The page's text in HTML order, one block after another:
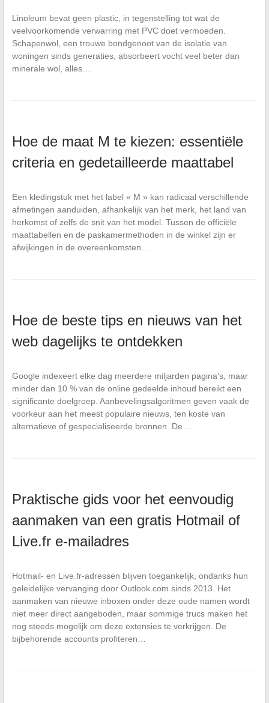
Linoleum bevat geen plastic, in tegenstelling tot wat de
veelvoorkomende verwarring met PVC doet vermoeden.
Schapenwol, een trouwe bondgenoot van de isolatie van
woningen sinds generaties, absorbeert vocht veel beter dan
minerale wol, alles…
Hoe de maat M te kiezen: essentiële
criteria en gedetailleerde maattabel
Een kledingstuk met het label « M » kan radicaal verschillende
afmetingen aanduiden, afhankelijk van het merk, het land van
herkomst of zelfs de snit van het model. Tussen de officiële
maattabellen en de paskamermethoden in de winkel zijn er
afwijkingen in de overeenkomsten…
Hoe de beste tips en nieuws van het
web dagelijks te ontdekken
Google indexeert elke dag meerdere miljarden pagina’s, maar
minder dan 10 % van de online gedeelde inhoud bereikt een
significante doelgroep. Aanbevelingsalgoritmen geven vaak de
voorkeur aan het meest populaire nieuws, ten koste van
alternatieve of gespecialiseerde bronnen. De…
Praktische gids voor het eenvoudig
aanmaken van een gratis Hotmail of
Live.fr e-mailadres
Hotmail- en Live.fr-adressen blijven toegankelijk, ondanks hun
geleidelijke vervanging door Outlook.com sinds 2013. Het
aanmaken van nieuwe inboxen onder deze oude namen wordt
niet meer direct aangeboden, maar sommige trucs maken het
nog steeds mogelijk om deze extensies te verkrijgen. De
bijbehorende accounts profiteren…